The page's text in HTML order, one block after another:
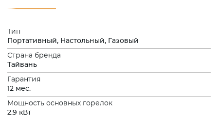
Тип
Портативный, Настольный, Газовый
Страна бренда
Тайвань
Гарантия
12 мес.
Мощность основных горелок
2.9 кВт